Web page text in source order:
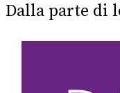
Dalla parte di